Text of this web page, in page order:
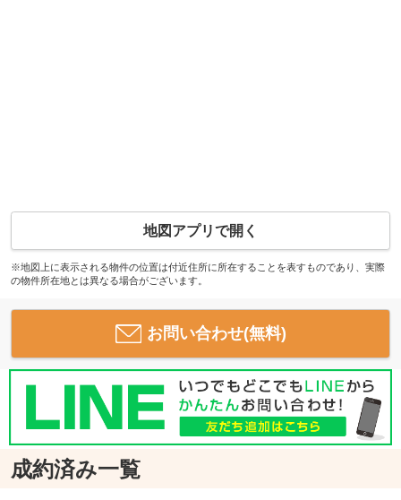
地図アプリで開く
※地図上に表示される物件の位置は付近住所に所在することを表すものであり、実際
の物件所在地とは異なる場合がございます。
お問い合わせ(無料)
成約済み一覧